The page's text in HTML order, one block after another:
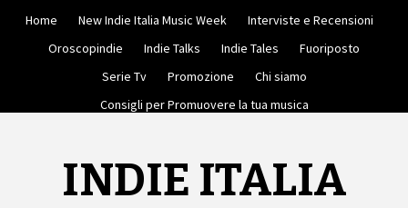
content
Home New Indie Italia Music Week
Interviste e Recensioni
Oroscopindie
Indie Talks Indie Tales
Fuoriposto
Serie Tv
Promozione
Chi siamo
Consigli per Promuovere la tua musica
INDIE ITALIA